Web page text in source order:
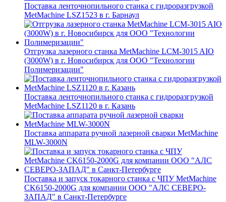
Поставка ленточнопильного станка c гидроразгрузкой
MetMachine LSZ1523 в г. Барнаул
Отгрузка лазерного станка MetMachine LCM-3015 AIO
(3000W) в г. Новосибирск для ООО "Технологии
Полимеризации"
Поставка ленточнопильного станка c гидроразгрузкой
MetMachine LSZ1120 в г. Казань
Поставка аппарата ручной лазерной сварки MetMachine
MLW-3000N
Поставка и запуск токарного станка с ЧПУ MetMachine
CK6150-2000G для компании ООО "АЛС СЕВЕРО-
ЗАПАД" в Санкт-Петербурге